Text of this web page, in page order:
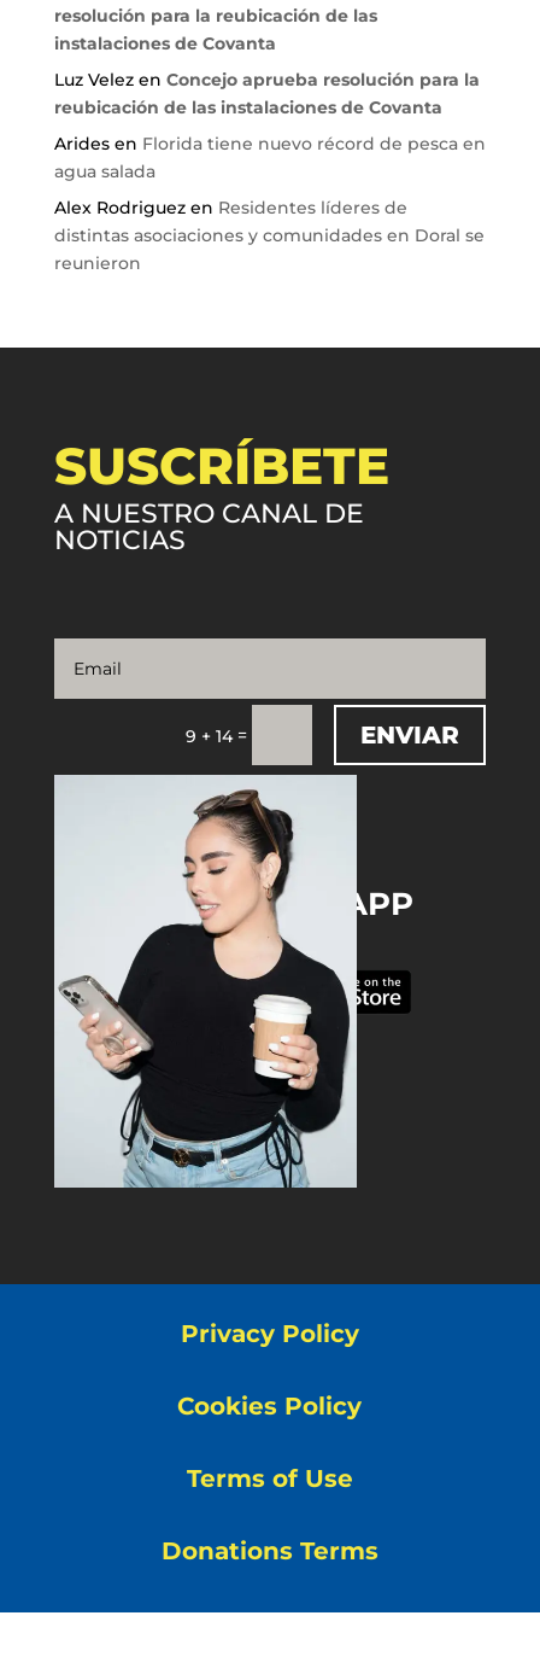
resolución para la reubicación de las
instalaciones de Covanta
Luz Velezen Concejo aprueba resolución para la
reubicación de las instalaciones de Covanta
Aridesen Florida tiene nuevo récord de pesca en
agua salada
Alex Rodriguezen Residentes líderes de
distintas asociaciones y comunidades en Doral se
reunieron
SUSCRÍBETE
A NUESTRO CANAL DE
NOTICIAS
9 + 14= ENVIAR
DOWNLOAD THE APP
Privacy Policy
Cookies Policy
Terms of Use
Donations Terms